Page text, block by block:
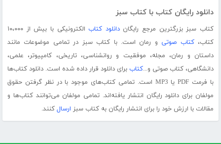
دانلود رایگان کتاب با کتاب سبز
کتاب سبز بزرگترین مرجع رایگاندانلود کتاب
الکترونیکی با بیش از ۱۰،۰۰۰
کتاب،کتاب صوتی و رمان است. با کتاب سبز در تمامی موضوعات مانند
داستان و رمان، مجله، موفقیت و روانشناسی، تاریخی، کامپیوتر، علمی،
دانشگاهی، کتاب صوتی و...کتاب برای دانلود قرار داده شده است. دانلود کتاب‌ها
با فرمت PDF یا MP3 است. تمامی کتاب‌های موجود با در نظر گرفتن حقوق
مولفان برای دانلود رایگان انتشار یافته‌اند. تمامی مولفان می‌توانند کتاب‌ها و
مقالات با ارزش خود را برای انتشار رایگان به کتاب سبز ارسال کنند.